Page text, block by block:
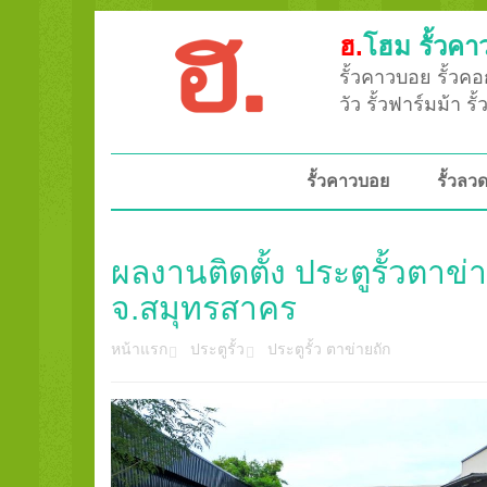
ฮ.โฮม รั้วคา
รั้วคาวบอย รั้วค
วัว รั้วฟาร์มม้า รั้
รั้วคาวบอย รั้วลว
ผลงานติดตั้ง ประตูรั้วตาข่
จ.สมุทรสาคร
หน้าแรก ประตูรั้ว ประตูรั้ว ตาข่ายถัก